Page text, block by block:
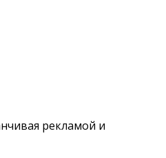
рекламой и